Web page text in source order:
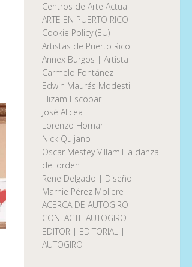
Centros de Arte Actual
ARTE EN PUERTO RICO
Cookie Policy (EU)
Artistas de Puerto Rico
Annex Burgos | Artista
Carmelo Fontánez
Edwin Maurás Modesti
Elizam Escobar
José Alicea
Lorenzo Homar
Nick Quijano
Oscar Mestey Villamil la danza
del orden
Rene Delgado | Diseño
Marnie Pérez Moliere
ACERCA DE AUTOGIRO
CONTACTE AUTOGIRO
EDITOR | EDITORIAL |
AUTOGIRO